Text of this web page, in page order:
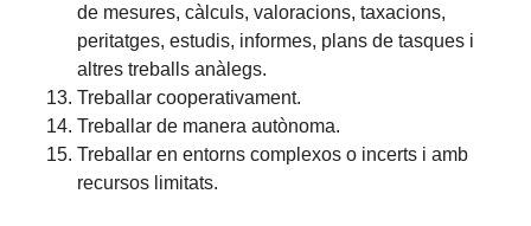
de mesures, càlculs, valoracions, taxacions,
peritatges, estudis, informes, plans de tasques i
altres treballs anàlegs.
Treballar cooperativament.
Treballar de manera autònoma.
Treballar en entorns complexos o incerts i amb
recursos limitats.